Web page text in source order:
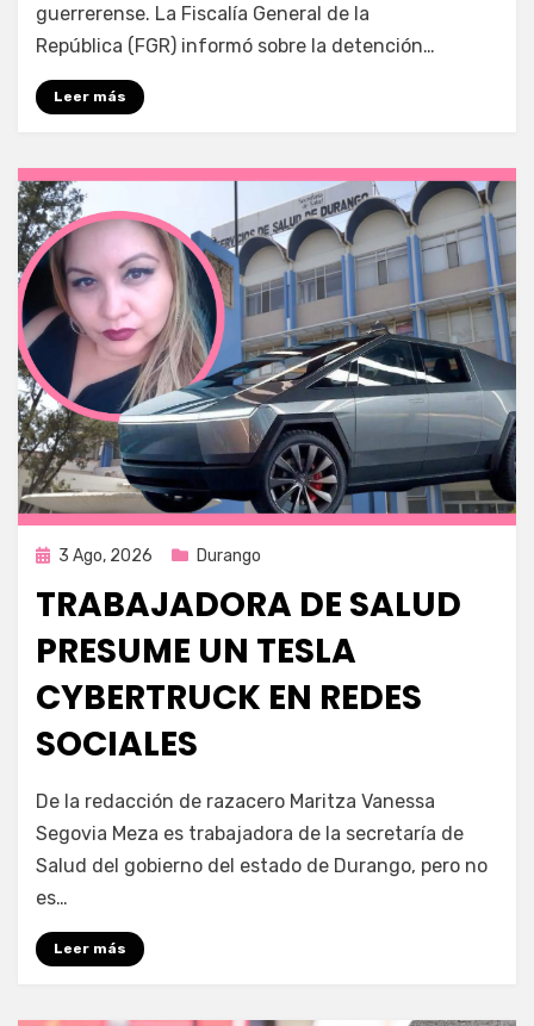
guerrerense. La Fiscalía General de la
República (FGR) informó sobre la detención…
Leer más
Publicada
3 Ago, 2026 Durango
TRABAJADORA DE SALUD
PRESUME UN TESLA
CYBERTRUCK EN REDES
SOCIALES
por Fernando Miranda Servín
De la redacción de razacero Maritza Vanessa
Segovia Meza es trabajadora de la secretaría de
Salud del gobierno del estado de Durango, pero no
es…
Leer más